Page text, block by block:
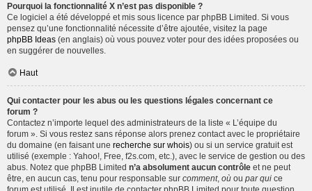
Pourquoi la fonctionnalité X n’est pas disponible ?
Ce logiciel a été développé et mis sous licence par phpBB Limited. Si vous
pensez qu’une fonctionnalité nécessite d’être ajoutée, visitez la page
phpBB Ideas (en anglais) où vous pouvez voter pour des idées proposées ou
en suggérer de nouvelles.
Haut
Qui contacter pour les abus ou les questions légales concernant ce
forum ?
Contactez n’importe lequel des administrateurs de la liste « L’équipe du
forum ». Si vous restez sans réponse alors prenez contact avec le propriétaire
du domaine (en faisant une recherche sur whois) ou si un service gratuit est
utilisé (exemple : Yahoo!, Free, f2s.com, etc.), avec le service de gestion ou des
abus. Notez que phpBB Limited n’a absolument aucun contrôle et ne peut
être, en aucun cas, tenu pour responsable sur comment, où ou par qui ce